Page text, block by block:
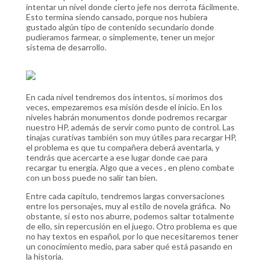
intentar un nivel donde cierto jefe nos derrota fácilmente.
Esto termina siendo cansado, porque nos hubiera
gustado algún tipo de contenido secundario donde
pudieramos farmear, o simplemente, tener un mejor
sistema de desarrollo.
En cada nivel tendremos dos intentos, si morimos dos
veces, empezaremos esa misión desde el inicio. En los
niveles habrán monumentos donde podremos recargar
nuestro HP, además de servir como punto de control. Las
tinajas curativas también son muy útiles para recargar HP,
el problema es que tu compañera deberá aventarla, y
tendrás que acercarte a ese lugar donde cae para
recargar tu energía. Algo que a veces , en pleno combate
con un boss puede no salir tan bien.
Entre cada capítulo, tendremos largas conversaciones
entre los personajes, muy al estilo de novela gráfica. No
obstante, si esto nos aburre, podemos saltar totalmente
de ello, sin repercusión en el juego. Otro problema es que
no hay textos en español, por lo que necesitaremos tener
un conocimiento medio, para saber qué está pasando en
la historia.